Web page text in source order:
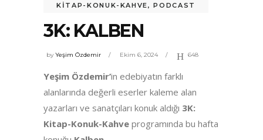
KİTAP-KONUK-KAHVE,PODCAST
3K: KALBEN
byYeşim Özdemir Ekim 6, 2024 648
Yeşim Özdemir’in edebiyatın farklı
alanlarında değerli eserler kaleme alan
yazarları ve sanatçıları konuk aldığı 3K:
Kitap-Konuk-Kahve programında bu hafta